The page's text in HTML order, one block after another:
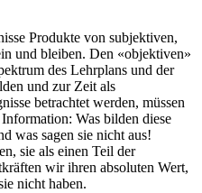
Produkte von subjektiven,
und bleiben. Den «objektiven»
des Lehrplans und der
und zur Zeit als
betrachtet werden, müssen
Was bilden diese
was sagen sie nicht aus!
sie als einen Teil der
wir ihren absoluten Wert,
nicht haben.